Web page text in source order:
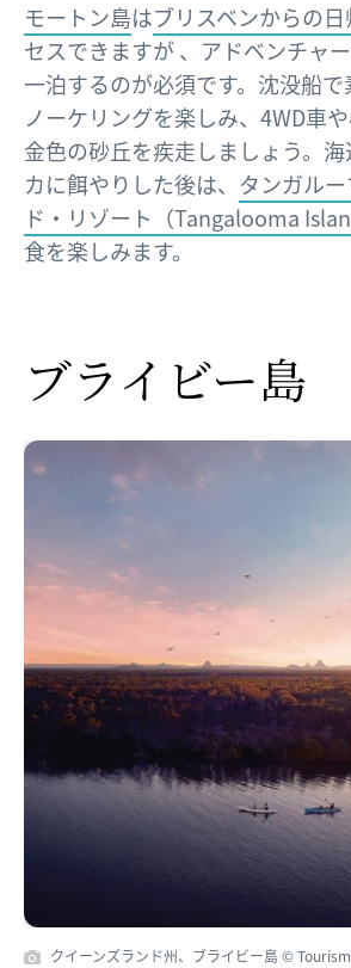
モートン島はブリスベンからの
セスできますが 、アドベンチャ
一泊するのが必須です。沈没船
ノーケリングを楽しみ、4WD車
金色の砂丘を疾走しましょう。
カに餌やりした後は、 タンガル
ド・リゾート（Tangalooma
食を楽しみます。
ブライビー島
クイーンズランド州、ブライビー島 ©